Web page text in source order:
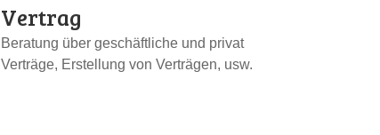
Vertrag
Beratung über geschäftliche und privat
Verträge, Erstellung von Verträgen, usw.